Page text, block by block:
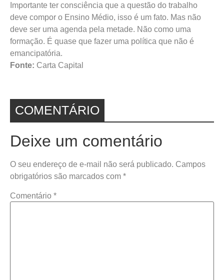
Importante ter consciência que a questão do trabalho
deve compor o Ensino Médio, isso é um fato. Mas não
deve ser uma agenda pela metade. Não como uma
formação. É quase que fazer uma política que não é
emancipatória.
Fonte: Carta Capital
COMENTÁRIO
Deixe um comentário
O seu endereço de e-mail não será publicado. Campos
obrigatórios são marcados com *
Comentário *